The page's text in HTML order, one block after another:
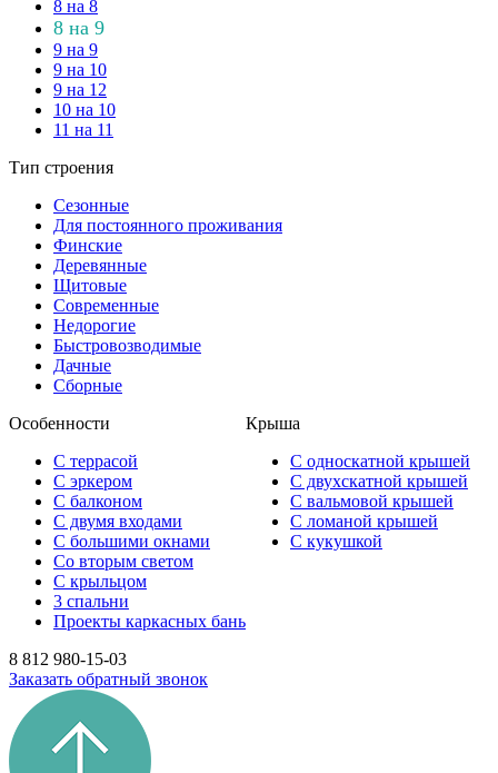
8 на 8
8 на 9
9 на 9
9 на 10
9 на 12
10 на 10
11 на 11
Тип строения
Сезонные
Для постоянного проживания
Финские
Деревянные
Щитовые
Современные
Недорогие
Быстровозводимые
Дачные
Сборные
Особенности
С террасой
С эркером
С балконом
С двумя входами
С большими окнами
Со вторым светом
С крыльцом
3 спальни
Проекты каркасных бань
Крыша
С односкатной крышей
С двухскатной крышей
С вальмовой крышей
С ломаной крышей
С кукушкой
8 812 980-15-03
Заказать обратный звонок